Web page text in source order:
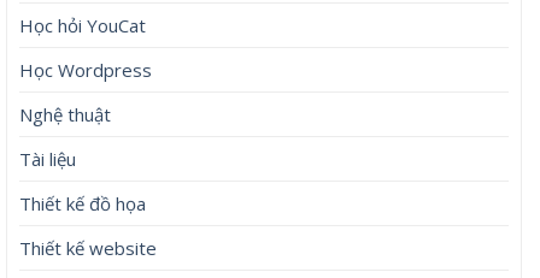
Học hỏi YouCat
Học Wordpress
Nghệ thuật
Tài liệu
Thiết kế đồ họa
Thiết kế website